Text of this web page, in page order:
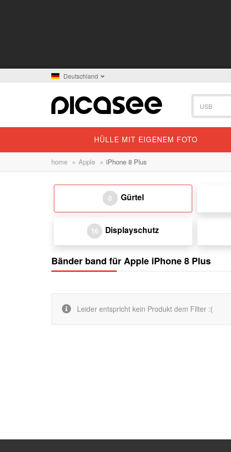
Deutschland
HÜLLE MIT EIGENEM FOTO
home » Apple » iPhone 8 Plus
0 Gürtel
16 Displayschutz
Bänder band für Apple iPhone 8 Plus
Leider entspricht kein Produkt dem Filter :(